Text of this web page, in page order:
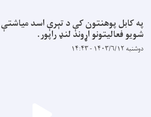
په کابل پوهنتون کې د تېرې اسد
شویو فعالیتونو اړوند لنډ راپور.
دوشنبه ۱۴۰۳/۶/۱۲ - ۱۴:۴۳